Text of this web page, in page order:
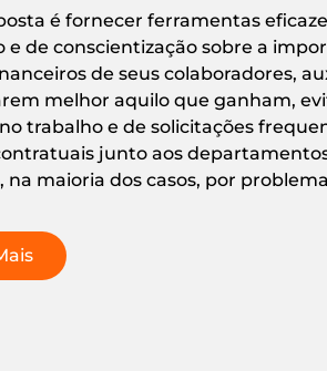
é fornecer ferramentas
e de conscientização sobre a
de seus colaboradores,
melhor aquilo que ganham,
trabalho e de solicitações
junto aos
na maioria dos casos, por